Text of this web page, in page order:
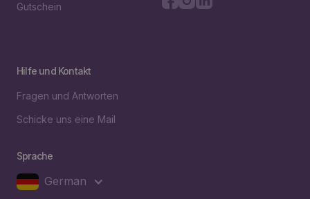
Gutschein
Hilfe und Kontakt
Fragen und Antworten
Schicke uns eine Mail
Sprache
German